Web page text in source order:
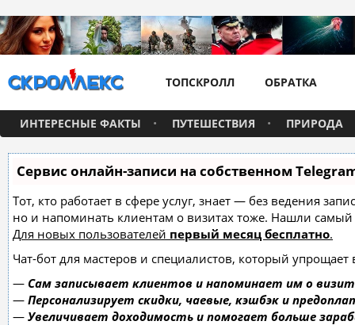
ТОПСКРОЛЛ ОБРАТКА
ИНТЕРЕСНЫЕ ФАКТЫ ПУТЕШЕСТВИЯ ПРИРОДА
Сервис онлайн-записи на собственном
Тот, кто работает в сфере услуг, знает — без ведения
но и напоминать клиентам о визитах тоже. Нашли
Для новых пользователей первый месяц бесплатно.
Чат-бот для мастеров и специалистов, который упрощает
— Сам записывает клиентов и напоминает им о
— Персонализирует скидки, чаевые, кэшбэк и
— Увеличивает доходимость и помогает больше